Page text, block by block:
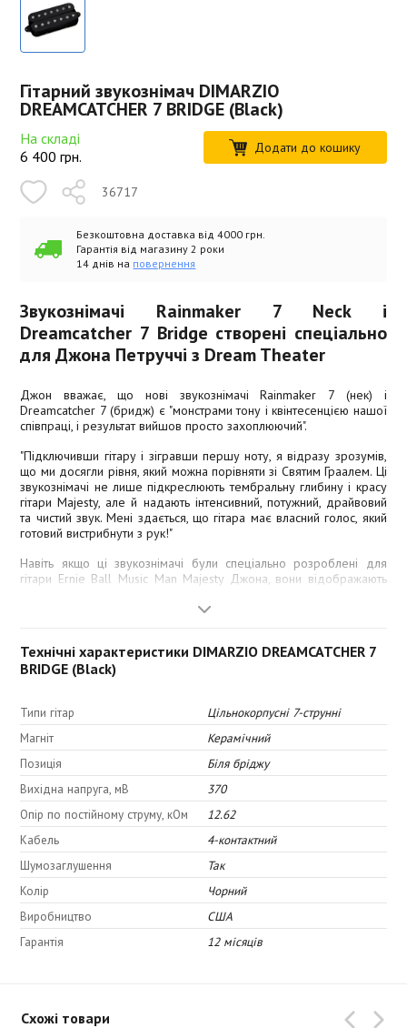
Гітарний звукознімач DIMARZIO
DREAMCATCHER 7 BRIDGE (Black)
На складі
6 400 грн. Додати до кошику
36717
Безкоштовна доставка від 4000 грн.
Гарантія від магазину 2 роки
14 днів на повернення
Звукознімачі Rainmaker 7 Neck і
Dreamcatcher 7 Bridge створені спеціально
для Джона Петруччі з Dream Theater
Джон вважає, що нові звукознімачі Rainmaker 7 (нек) і
Dreamcatcher 7 (бридж) є "монстрами тону і квінтесенцією нашої
співпраці, і результат вийшов просто захоплюючий".
"Підключивши гітару і зігравши першу ноту, я відразу зрозумів,
що ми досягли рівня, який можна порівняти зі Святим Граалем. Ці
звукознімачі не лише підкреслюють тембральну глибину і красу
гітари Majesty, але й надають інтенсивний, потужний, драйвовий
та чистий звук. Мені здається, що гітара має власний голос, який
готовий вистрибнути з рук!"
Навіть якщо ці звукознімачі були спеціально розроблені для
гітари Ernie Ball Music Man Majesty Джона, вони відображають
Rainmaker 7 Neck має унікальну комбінацію теплих верхів та
Джон підкреслює: "Ці звукознімачі дійсно надихають, і я з
Dreamcatcher 7 Bridge - це справжній фахівець у своєму ділі,
потужний, але збалансований. Він фокусується на нижній
середині, зберігаючи при цьому теплий та ясний звук. При поділі
котушок, звук є повним та чітко зосередженим, ідеально
поєднуючись з Rainmaker 7 у середній позиції, що характерно
для Джона Петруччі.
Тембр:
Верх: 3,0
Верхня середина: 7,0
Низька середина: 7,5
Низ: 6,5
Технічні характеристики DIMARZIO DREAMCATCHER 7
BRIDGE (Black)
Типи гітар
Цільнокорпусні 7-струнні
Магніт
Керамічний
Позиція
Біля бріджу
Вихідна напруга, мВ
370
Опір по постійному струму, кОм
12.62
Кабель
4-контактний
Шумозаглушення
Так
Колір
Чорний
Виробництво
США
Гарантія
12 місяців
Схожі товари